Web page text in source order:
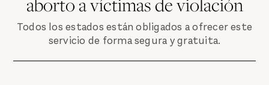
Todos los estados están obligados a ofrecer este
servicio de forma segura y gratuita.